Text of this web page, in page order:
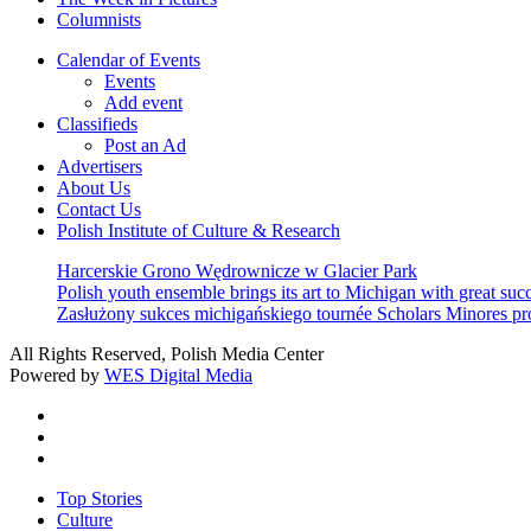
Columnists
Calendar of Events
Events
Add event
Classifieds
Post an Ad
Advertisers
About Us
Contact Us
Polish Institute of Culture & Research
Harcerskie Grono Wędrownicze w Glacier Park
Polish youth ensemble brings its art to Michigan with great
Zasłużony sukces michigańskiego tournée Scholars Minores
All Rights Reserved, Polish Media Center
Powered by WES Digital Media
Close
Menu
Top Stories
Culture